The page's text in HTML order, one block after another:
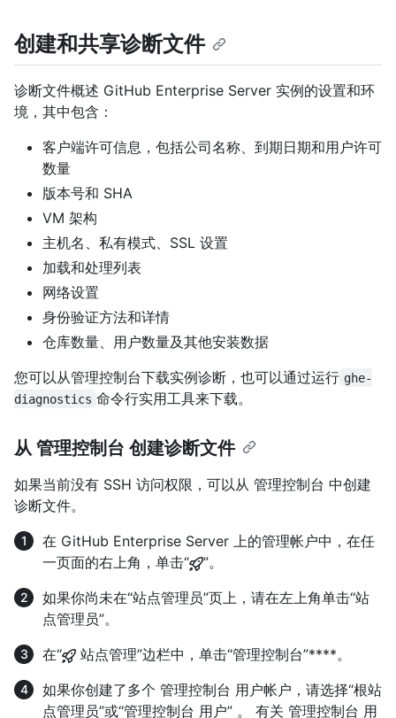
创建和共享诊断文件
诊断文件概述 GitHub Enterprise Server 实例的设置和环
境，其中包含：
客户端许可信息，包括公司名称、到期日期和用户许可
数量
版本号和 SHA
VM 架构
主机名、私有模式、SSL 设置
加载和处理列表
网络设置
身份验证方法和详情
仓库数量、用户数量及其他安装数据
您可以从管理控制台下载实例诊断，也可以通过运行 ghe-
diagnostics 命令行实用工具来下载。
从 管理控制台 创建诊断文件
如果当前没有 SSH 访问权限，可以从 管理控制台 中创建
诊断文件。
在 GitHub Enterprise Server 上的管理帐户中，在任
一页面的右上角，单击“
”。
如果你尚未在“站点管理员”页上，请在左上角单击“站
点管理员”。
在“
站点管理”边栏中，单击“管理控制台”****。
如果你创建了多个 管理控制台 用户帐户，请选择“根站
点管理员”或“管理控制台 用户” 。 有关 管理控制台 用